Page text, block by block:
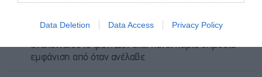
Data Deletion Data Access Privacy Policy
ανακοίνωσε το Ιράν: Δεν έχει κάνει καμία δημόσια
εμφάνιση από όταν ανέλαβε